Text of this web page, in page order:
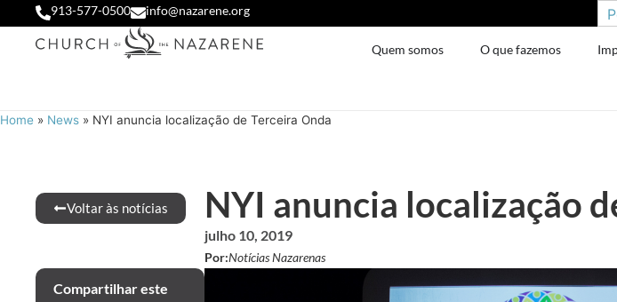
913-577-0500 info@nazarene.org
Quem somos O que fazemos
Home » News » NYI anuncia localização de Terceira Onda
Voltar às notícias NYI anuncia localização
julho 10, 2019
Por:Notícias Nazarenas
Compartilhar este